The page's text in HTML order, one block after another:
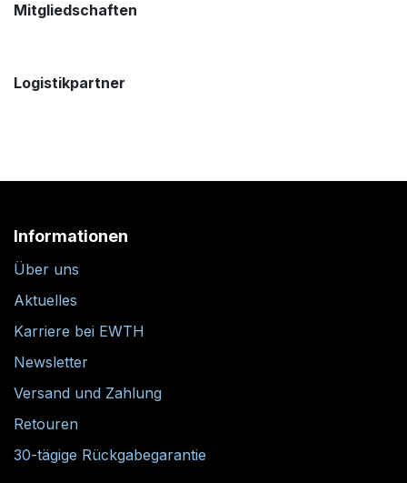
Mitgliedschaften
Logistikpartner
Informationen
Über uns
Aktuelles
Karriere bei EWTH
Newsletter
Versand und Zahlung
Retouren
30-tägige Rückgabegarantie